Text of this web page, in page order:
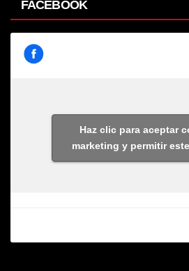
FACEBOOK
Haz clic para aceptar
marketing y permitir